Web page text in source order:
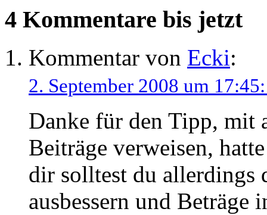
4 Kommentare bis jetzt
Kommentar von Ecki:
2. September 2008 um
Danke für den Tipp, mit
Beiträge verweisen,
dir solltest du allerdings
ausbessern und Beträge